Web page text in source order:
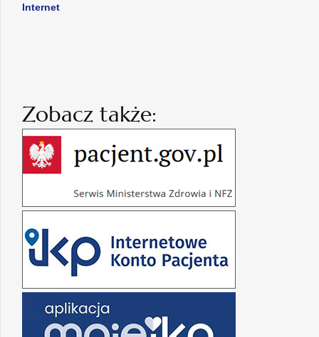
Internet
Zobacz także: